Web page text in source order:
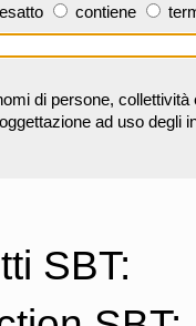
contiene
di persone,
ad uso degli
SBT: